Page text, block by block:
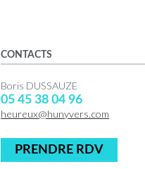
CONTACTS
Boris DUSSAUZE
05 45 38 04 96
heureux@hunyvers.com
PRENDRE RDV